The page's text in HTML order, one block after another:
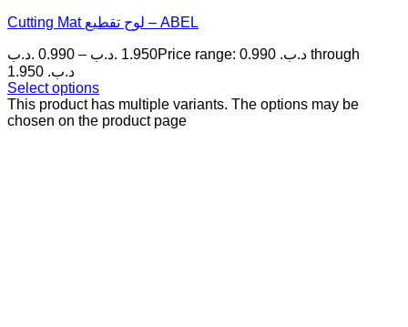
Cutting Mat لوح تقطيع – ABEL
0.990 .د.ب – 1.950 .د.ب
Price range: 0.990 .د.ب through
1.950 .د.ب
Select options
This product has multiple variants. The options may be
chosen on the product page